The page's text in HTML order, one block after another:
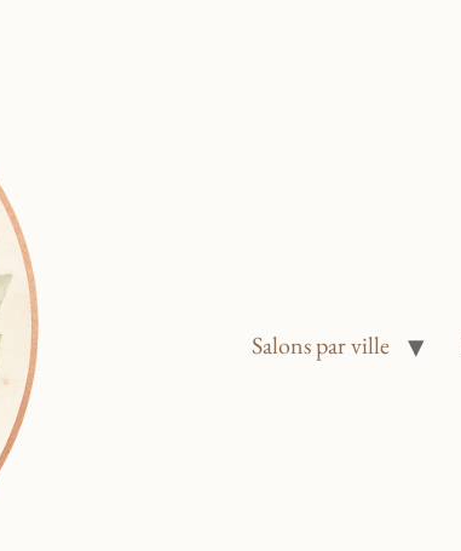
Salons par ville